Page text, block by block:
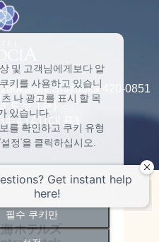
shi Shizuoka 420-0851
도보 1분)
4141(대표)
텔 목록
Associa Hotel
및 고객님에게보다 알
키를 사용하고 있습니
나 광고를 표시 할 목
있습니다.
를 확인하고 쿠키 유형
정'을 클릭하십시오.
모두 수락
필수 쿠키만